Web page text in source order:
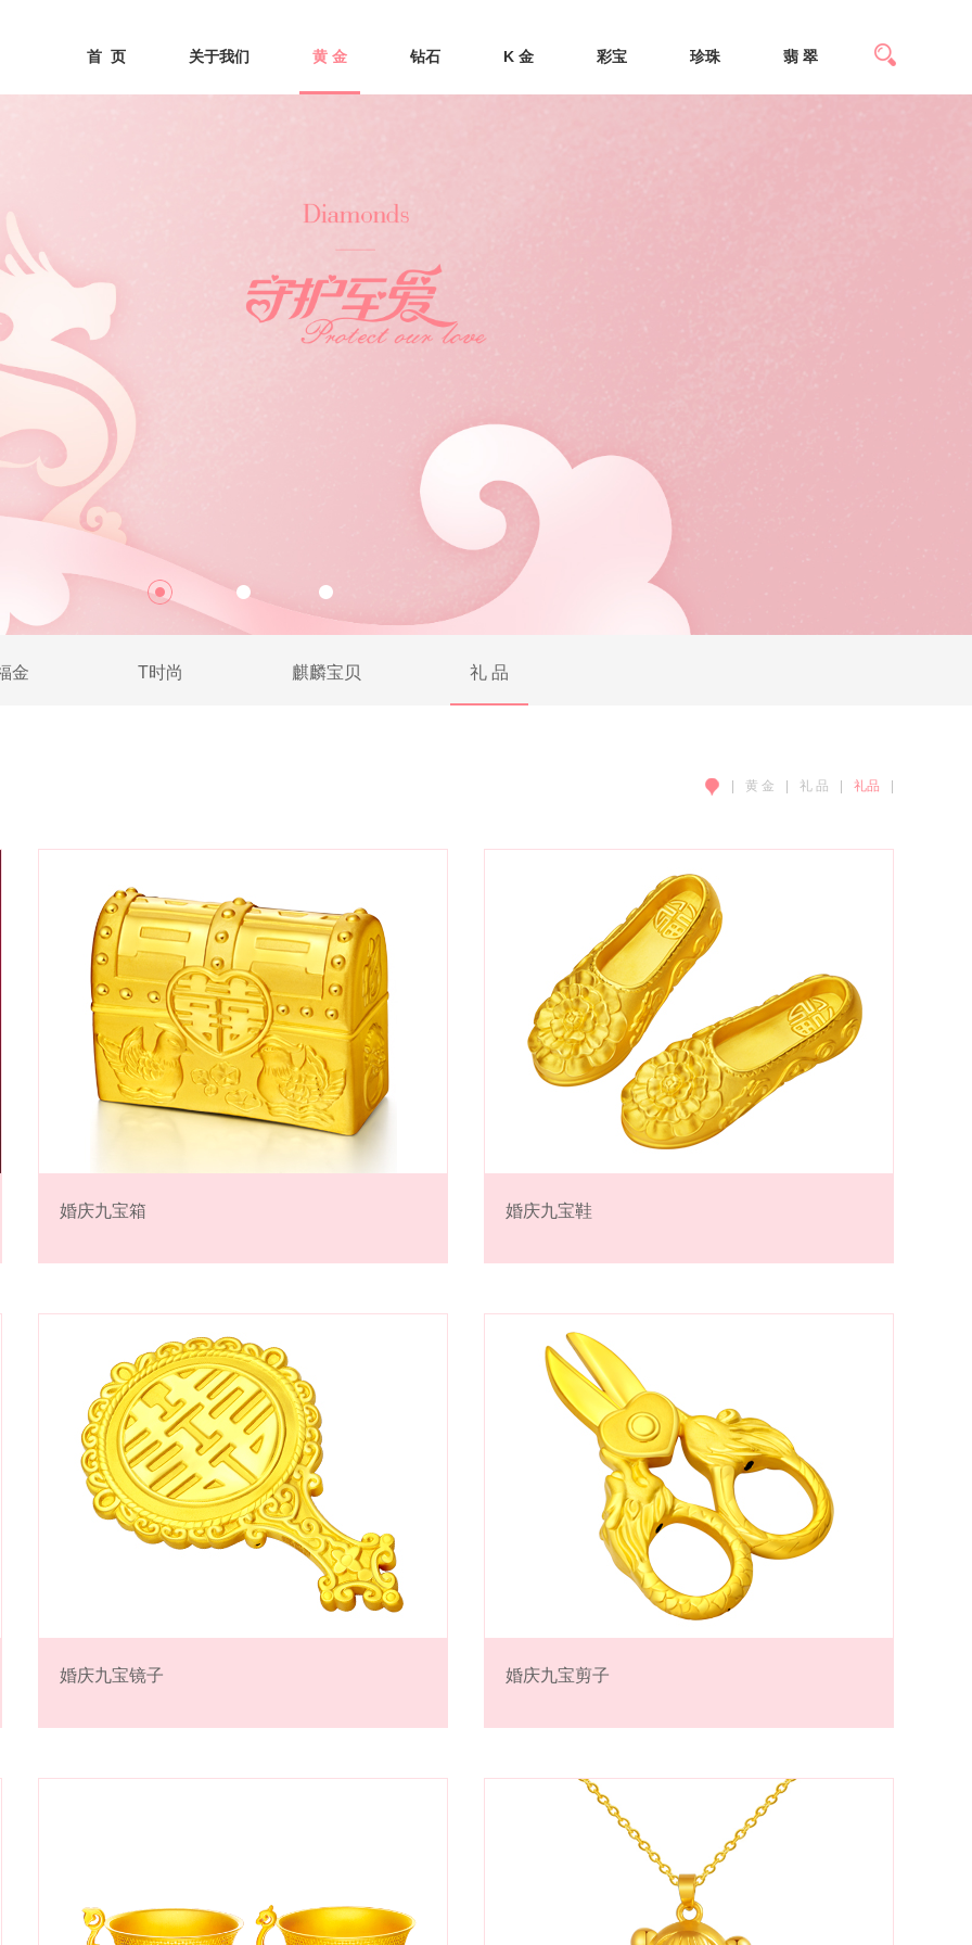
首  页 关于我们 黄 金 钻石 K 金 彩宝 珍珠 翡 翠
金 T时尚 麒麟宝贝 礼 品
黄 金 礼 品 礼品
婚庆九宝箱 婚庆九宝鞋
婚庆九宝镜子 婚庆九宝剪子